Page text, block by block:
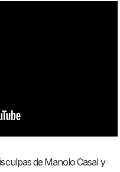
de Manolo Casal y